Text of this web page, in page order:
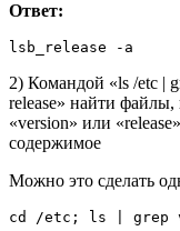
Ответ:
lsb_release -a
2) Командой «ls /etc |
release» найти файлы,
«version» или
содержимое
Можно это сделать
cd /etc; ls | grep